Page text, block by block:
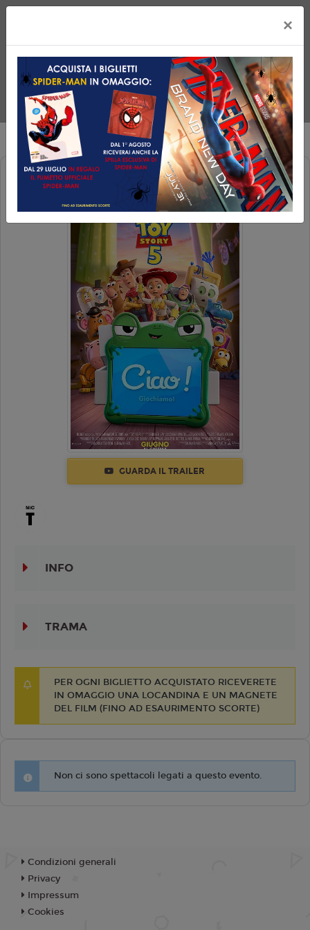
TOY STORY 5
GUARDA IL TRAILER
INFO
TRAMA
PER OGNI BIGLIETTO ACQUISTATO RICEVERETE
IN OMAGGIO UNA LOCANDINA E UN MAGNETE
DEL FILM (FINO AD ESAURIMENTO SCORTE)
Non ci sono spettacoli legati a questo evento.
×
Condizioni generali
Privacy
Impressum
Cookies